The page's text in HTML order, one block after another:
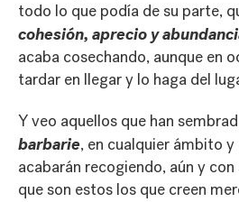
todo lo que podía de su parte,
cohesión, aprecio y
acaba cosechando, aunque en
tardar en llegar y lo haga del
Y veo aquellos que han
barbarie, en cualquier ámbito y
acabarán recogiendo, aún y
que son estos los que creen